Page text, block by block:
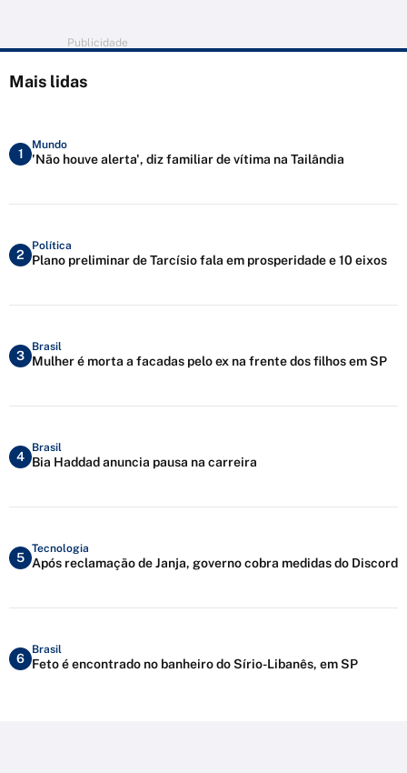
Publicidade
Mais lidas
1
Mundo
'Não houve alerta', diz familiar de vítima na Tailândia
2
Política
Plano preliminar de Tarcísio fala em prosperidade e 10 eixos
3
Brasil
Mulher é morta a facadas pelo ex na frente dos filhos em SP
4
Brasil
Bia Haddad anuncia pausa na carreira
5
Tecnologia
Após reclamação de Janja, governo cobra medidas do Discord
6
Brasil
Feto é encontrado no banheiro do Sírio-Libanês, em SP